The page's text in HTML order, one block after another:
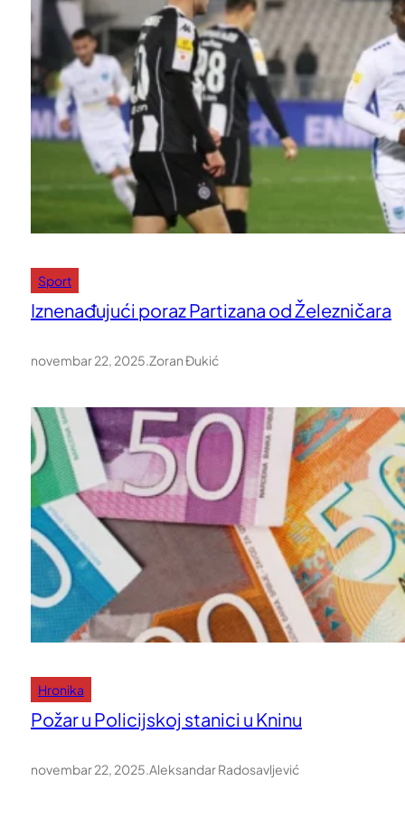
Sport
Iznenađujući poraz Partizana od Železničara
novembar 22, 2025.Zoran Đukić
Hronika
Požar u Policijskoj stanici u Kninu
novembar 22, 2025.Aleksandar Radosavljević